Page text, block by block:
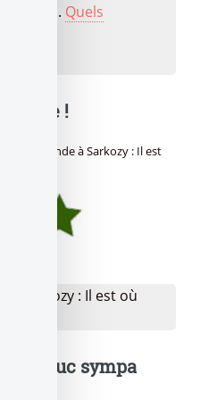
Quels
pote !
Hollande à Sarkozy : Il est
à Sarkozy : Il est où
un truc sympa